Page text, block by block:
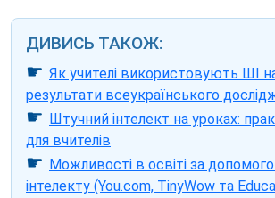
ДИВИСЬ ТАКОЖ:
☛ Як учителі використовують ШІ
результати всеукраїнського
☛ Штучний інтелект на уроках:
для вчителів
☛ Можливості в освіті за
інтелекту (You.com, TinyWow та